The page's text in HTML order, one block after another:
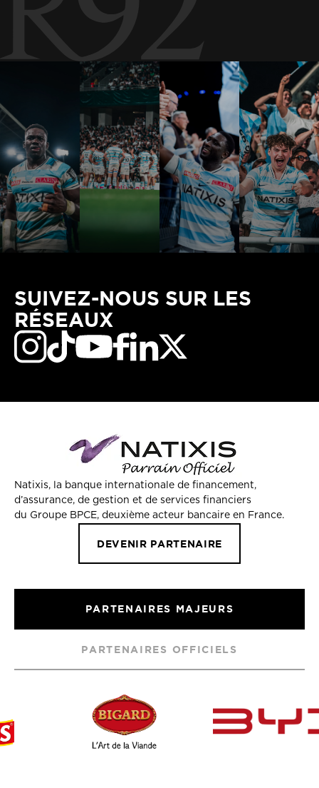
SUIVEZ-NOUS SUR LES
RÉSEAUX
Natixis, la banque internationale de financement,
d’assurance, de gestion et de services financiers
du Groupe BPCE, deuxième acteur bancaire en France.
DEVENIR PARTENAIRE
PARTENAIRES MAJEURS
PARTENAIRES OFFICIELS